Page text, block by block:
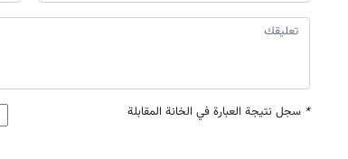
* سجل نتيجة العبارة في الخانة المقابلة